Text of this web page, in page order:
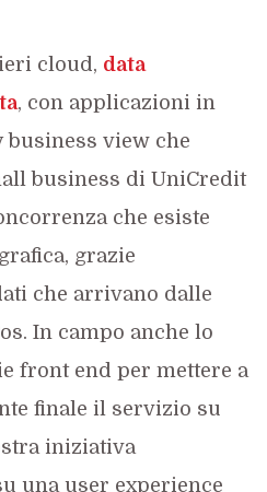
cloud, data
, con applicazioni in
business view che
business di UniCredit
che esiste
grazie
che arrivano dalle
In campo anche lo
front end per mettere a
finale il servizio su
iniziativa
una user experience